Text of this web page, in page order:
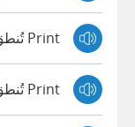
Print تُنطق Kimberly
Print تُنطق Salli